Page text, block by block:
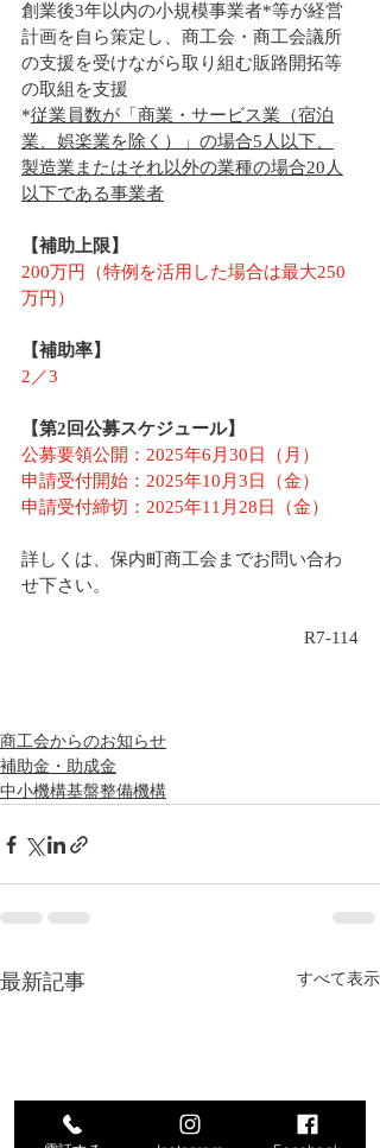
創業後3年以内の小規模事業者*等が経営
計画を自ら策定し、商工会・商工会議所
の支援を受けながら取り組む販路開拓等
の取組を支援
*従業員数が「商業・サービス業（宿泊
業、娯楽業を除く）」の場合5人以下、
製造業またはそれ以外の業種の場合20人
以下である事業者
【補助上限】
200万円（特例を活用した場合は最大250
万円）
【補助率】
2／3
【第2回公募スケジュール】
公募要領公開：2025年6月30日（月）
申請受付開始：2025年10月3日（金）
申請受付締切：2025年11月28日（金）
詳しくは、保内町商工会までお問い合わ
せ下さい。
R7-114
商工会からのお知らせ
補助金・助成金
中小機構基盤整備機構
最新記事 すべて表示